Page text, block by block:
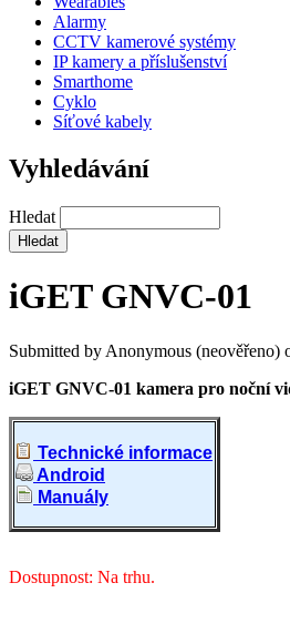
Alarmy
CCTV kamerové systémy
IP kamery a příslušenství
Smarthome
Cyklo
Síťové kabely
Vyhledávání
Hledat
iGET GNVC-01
Submitted by Anonymous (neověřeno)
iGET GNVC-01 kamera pro noční
Technické informace
Android
Manuály
Dostupnost: Na trhu.